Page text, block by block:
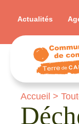
Actualités
Accueil >